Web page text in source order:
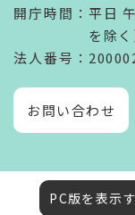
開庁時間 ： 平日
を除く
法人番号 ：
お問い合わせ
PC版を表示